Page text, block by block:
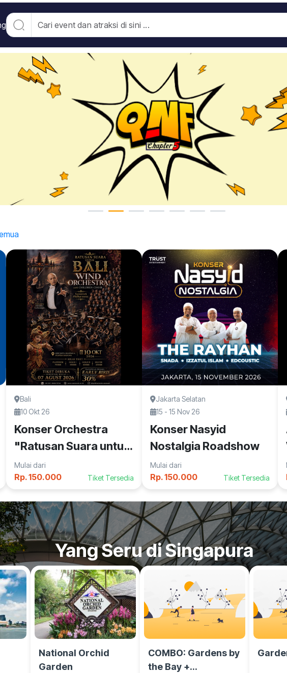
Bali
10 Okt 26
Konser Orchestra
"Ratusan Suara untuk
Bali"
Mulai dari
Rp. 150.000 Tiket Tersedia
Jakarta Selatan
15 - 15 Nov 26
Konser Nasyid
Nostalgia Roadshow
Mulai dari
Rp. 150.000 Tiket Tersedia
Yang Seru di Singapura
National Orchid
Garden
COMBO: Gardens by
the Bay +